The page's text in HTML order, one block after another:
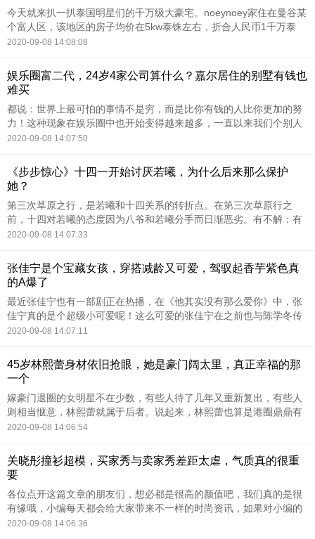
今天就来扒一扒泰国明星们的千万级大豪宅。noeynoey家住在曼谷某
个富人区，该地区的房子均价在5kw泰铢左右，折合人民币1千万泰
铢。除了住宅本身，还包括一块巨型草坪空地、外加游泳池等。
2020-09-08 14:08:08
娱乐圈富二代，24岁4家公司算什么？嘉尔居住的别墅有钱也
难买
都说：世界上最可怕的事情不是穷，而是比你有钱的人比你更加的努
力！这种现象在娱乐圈中也开始变得越来越多，一直以来我们个别人
误导，觉得娱乐圈中的“流量小生”都是一些拍戏的时候说着
2020-09-08 14:07:50
《步步惊心》十四一开始讨厌若曦，为什么后来那么保护
她？
第三次草原之行，是若曦和十四关系的转折点。在第三次草原行之
前，十四对若曦的态度因为八爷和若曦分手而日渐恶劣。有不解：有
威胁：有嘲讽：
2020-09-08 14:07:33
张佳宁是个宝藏女孩，穿搭减龄又可爱，驾驭起香芋紫色真
的A爆了
最近张佳宁也有一部剧正在热播，在《他其实没有那么爱你》中，张
佳宁真的是个超级小可爱呢！这么可爱的张佳宁在之前也与陈学冬传
出了绯闻，并且被媒体附上了亲密牵手照，没想到却是一个大乌龙。
2020-09-08 14:07:11
45岁林熙蕾身材依旧抢眼，她是豪门阔太里，真正幸福的那
一个
嫁豪门退圈的女明星不在少数，有些人待了几年又重新复出，有些人
则相当惬意，林熙蕾就属于后者。说起来，林熙蕾也算是港圈鼎鼎有
名的美女，“晶女郎”身份出道，之后又被大导演杜琪峰青睐，两人前
2020-09-08 14:06:54
关晓彤撞衫超模，买家秀与卖家秀差距太虐，气质真的很重
要
各位点开这篇文章的朋友们，想必都是很高的颜值吧，我们真的是很
有缘哦，小编每天都会给大家带来不一样的时尚资讯，如果对小编的
文章或者其他的什么，有什么一些意见的话欢迎在下方积极评论哦，
2020-09-08 14:06:36